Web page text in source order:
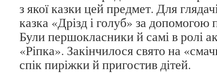
з якої казки цей предмет. Для
казка «Дрізд і голуб» за допомогою
Були першокласники й самі в ролі
«Ріпка». Закінчилося свято на
спік пиріжки й пригостив дітей.